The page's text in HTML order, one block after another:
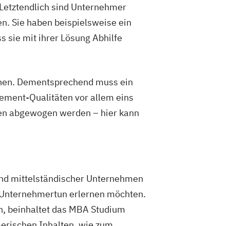
sind Unternehmer
Sie haben beispielsweise ein
sie mit ihrer Lösung Abhilfe
Dementsprechend muss ein
Qualitäten vor allem eins
abgewogen werden – hier kann
mittelständischer Unternehmen
erlernen möchten.
beinhaltet das MBA Studium